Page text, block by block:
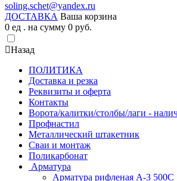
soling.schet@yandex.ru
ДОСТАВКА Ваша корзина
0 ед . на сумму 0 pуб.
Назад
ПОЛИТИКА
Доставка и резка
Реквизиты и оферта
Контакты
Ворота/калитки/столбы/лаги -
Профнастил
Металлический штакетник
Сваи и монтаж
Поликарбонат
Арматура
Арматура рифленая А-3 500С